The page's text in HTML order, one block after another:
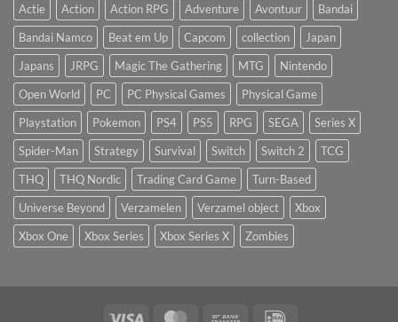
Actie Action Action RPG Adventure Avontuur
Bandai
Bandai Namco
Beat em Up Capcom collection
Japan
Japans
JRPG Magic The Gathering MTG
Nintendo
Open World
PC PC Physical Games
Physical Game
Playstation
Pokemon PS4 PS5 RPG SEGA
Series X
Spider-Man
Strategy Survival Switch Switch 2
TCG
THQ
THQ Nordic Trading Card Game
Turn-Based
Universe Beyond
Verzamelen Verzamel object
Xbox
Xbox One
Xbox Series Xbox Series X Zombies